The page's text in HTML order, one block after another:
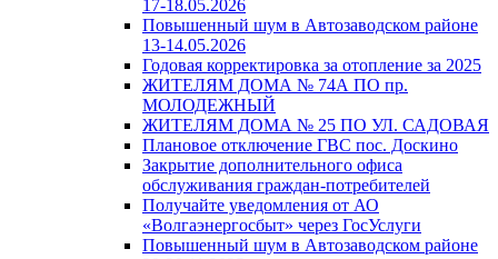
17-18.05.2026
Повышенный шум в Автозаводском районе
13-14.05.2026
Годовая корректировка за отопление за 2025
ЖИТЕЛЯМ ДОМА № 74А ПО пр.
МОЛОДЕЖНЫЙ
ЖИТЕЛЯМ ДОМА № 25 ПО УЛ. САДОВАЯ
Плановое отключение ГВС пос. Доскино
Закрытие дополнительного офиса
обслуживания граждан-потребителей
Получайте уведомления от АО
«Волгаэнергосбыт» через ГосУслуги
Повышенный шум в Автозаводском районе